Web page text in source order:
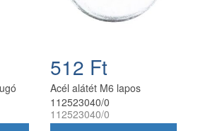
512 Ft
Acél alátét M6 lapos
112523040/0
112523040/0